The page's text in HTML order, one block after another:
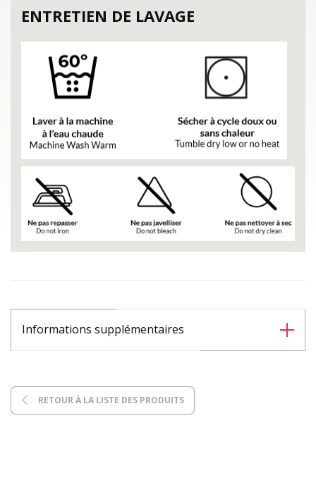
ENTRETIEN DE LAVAGE
Informations supplémentaires
RETOUR À LA LISTE DES PRODUITS